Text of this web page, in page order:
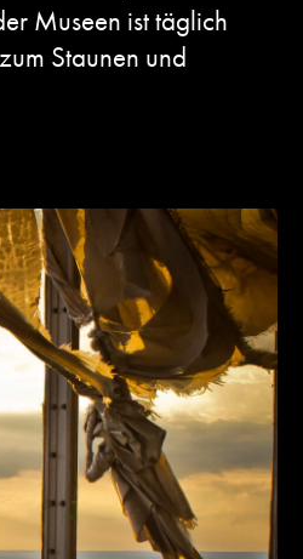
Museen ist täglich
Staunen und